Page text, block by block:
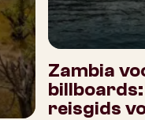
Zambia
reisgids